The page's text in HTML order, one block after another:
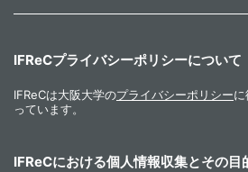
IFReCプライバシーポリシーについて
IFReCは大阪大学のプライバシーポリシー
っています。
IFReCにおける個人情報収集とその目